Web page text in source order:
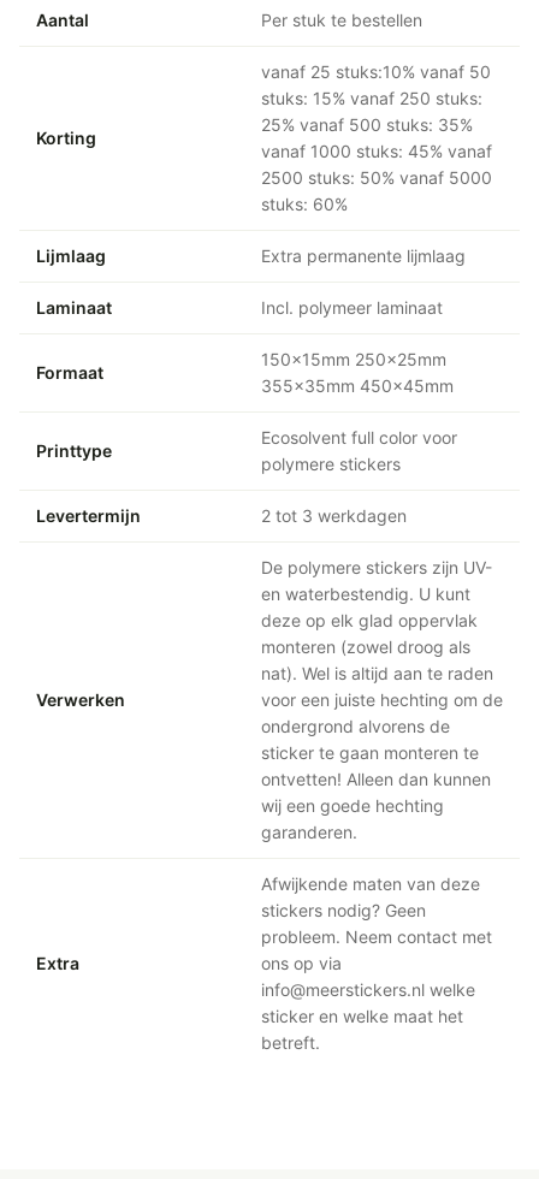
Aantal Per stuk te bestellen
Korting
vanaf 25 stuks:10% vanaf 50
stuks: 15% vanaf 250 stuks:
25% vanaf 500 stuks: 35%
vanaf 1000 stuks: 45% vanaf
2500 stuks: 50% vanaf 5000
stuks: 60%
Lijmlaag Extra permanente lijmlaag
Laminaat Incl. polymeer laminaat
Formaat
150x15mm 250x25mm
355x35mm 450x45mm
Printtype
Ecosolvent full color voor
polymere stickers
Levertermijn 2 tot 3 werkdagen
Verwerken
De polymere stickers zijn UV-
en waterbestendig. U kunt
deze op elk glad oppervlak
monteren (zowel droog als
nat). Wel is altijd aan te raden
voor een juiste hechting om de
ondergrond alvorens de
sticker te gaan monteren te
ontvetten! Alleen dan kunnen
wij een goede hechting
garanderen.
Extra
Afwijkende maten van deze
stickers nodig? Geen
probleem. Neem contact met
ons op via
info@meerstickers.nl welke
sticker en welke maat het
betreft.